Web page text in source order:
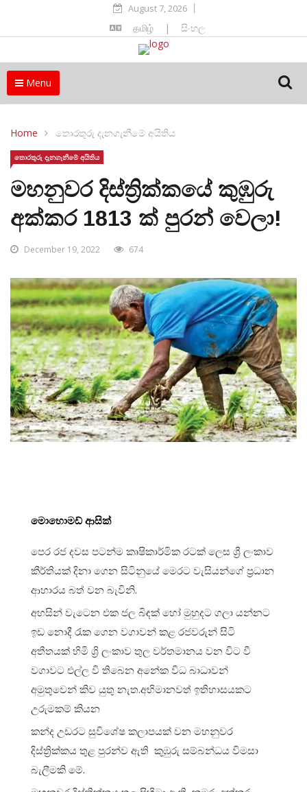
August 7, 2026
தமிழ் | සිංහල
Menu
Home තොරතුරු දැනගැනීමේ අයිතිය
තොරතුරු දැනගැනීමේ අයිතිය
මහනුවර දිස්ත්‍රික්කයේ කුඹුරු
අක්කර 1813 ක් පුරන් වෙලා!
December 19, 2022 674
මොහොමඩ් ආසික්
පෙර රජ දවස පටන්ම කෘෂිකාර්මික රටක් ලෙස ශ්‍රී ලංකාව
කීර්තියක් දිනා ගෙන සිටිනුයේ මෙරට වැසියන්ගේ ප්‍රධාන
ආහාරය බත් වන බැවිනි.
අහසින් වැටෙන එක ජල බිඳක් හෝ මුහුදට ගලා යන්නට
ඉඩ නොදී රැක ගෙන වගාවන් කළ රජවරුන් සිටි
අතීතයක් හිමි ශ්‍රි ලංකාව තුල වර්තමානය වන විට වී
වගාවට එල්ල වි තිබෙන අනේක විධ බාධාවන්
අමුතුවෙන් කිව යුතු නැත.අභිමානවත් ඉතිහාසයකට
උරුමකම් කියන
කන්ද උඩරට සුවිශේෂ කලාපයක් වන මහනුවර
දිස්ත්‍රික්කය තුළ පුරන්ව ඇති කුඹුරු සම්බන්ධය විමසා
බැලීමකි මේ.